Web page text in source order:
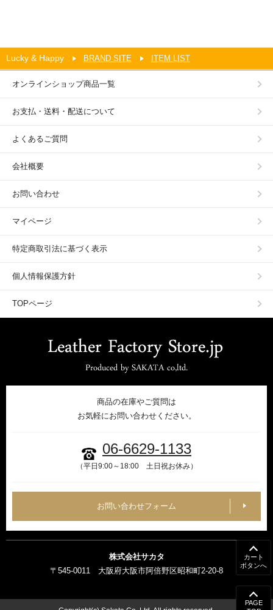
カート
ボタンへ
Lucky & Happy BRAND SITE ITEM LIST
オンラインショップ商品一覧
お支払・送料・配送について
よくあるご質問
会社概要
お問い合わせ
マイページ
特定商取引法に基づく表示
個人情報保護方針
TOPページ
商品の在庫やご質問は
お気軽にお問い合わせください。
06-6629-1133
（平日9:00～18:00 土日祝お休み）
お問い合わせフォーム
株式会社サカタ
〒545-0011 大阪府大阪市阿倍野区昭和町2-20-8
PAGE